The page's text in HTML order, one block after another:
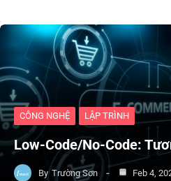
CÔNG NGHỆ LẬP TRÌNH
Low-Code/No-Code:
By Trường Sơn Feb 4,